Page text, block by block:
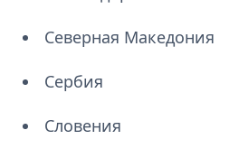
Северная Македония
Сербия
Словения